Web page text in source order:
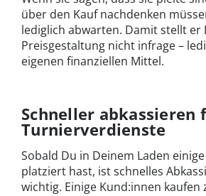
über den Kauf nachdenken
lediglich abwarten. Damit stellt er
Preisgestaltung nicht infrage –
eigenen finanziellen Mittel.
Schneller abkassieren
Turnierverdienste
Sobald Du in Deinem Laden
platziert hast, ist schnelles
wichtig. Einige Kund:innen kaufen